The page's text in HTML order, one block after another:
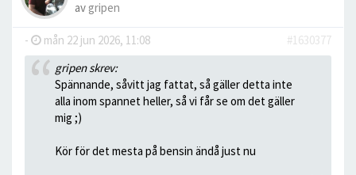
av gripen
- mån 22 jun 2026, 11:08
#1630377
gripen skrev:
Spännande, såvitt jag fattat, så gäller detta inte
alla inom spannet heller, så vi får se om det gäller
mig ;)
Kör för det mesta på bensin ändå just nu